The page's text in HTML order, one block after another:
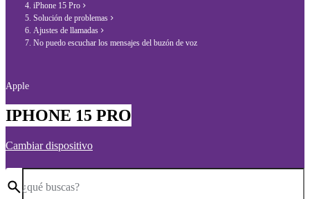
iPhone 15 Pro
Solución de problemas
Ajustes de llamadas
No puedo escuchar los mensajes del buzón de voz
Apple
IPHONE 15 PRO
Cambiar dispositivo
¿qué buscas?